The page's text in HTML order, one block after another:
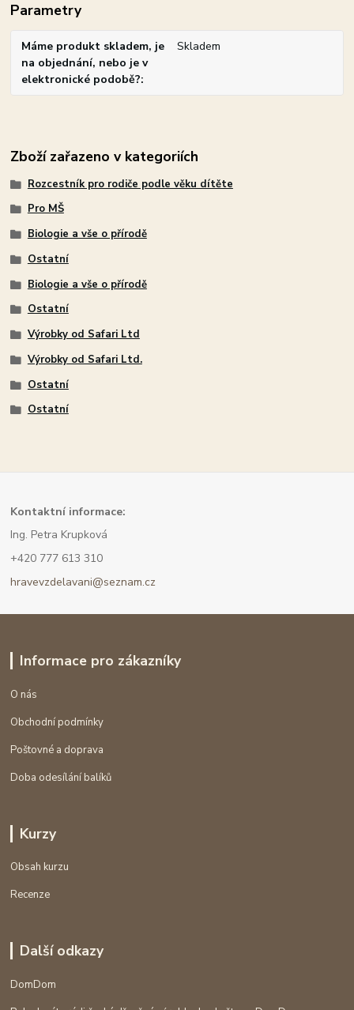
Parametry
Máme produkt skladem, je
na objednání, nebo je v
elektronické podobě?
Skladem
Zboží zařazeno v kategoriích
Rozcestník pro rodiče podle věku dítěte
Pro MŠ
Biologie a vše o přírodě
Ostatní
Biologie a vše o přírodě
Ostatní
Výrobky od Safari Ltd
Výrobky od Safari Ltd.
Ostatní
Ostatní
Kontaktní informace:
Ing. Petra Krupková
+420 777 613 310
hravevzdelavani@seznam.cz
Informace pro zákazníky
O nás
Obchodní podmínky
Poštovné a doprava
Doba odesílání balíků
Kurzy
Obsah kurzu
Recenze
Další odkazy
DomDom